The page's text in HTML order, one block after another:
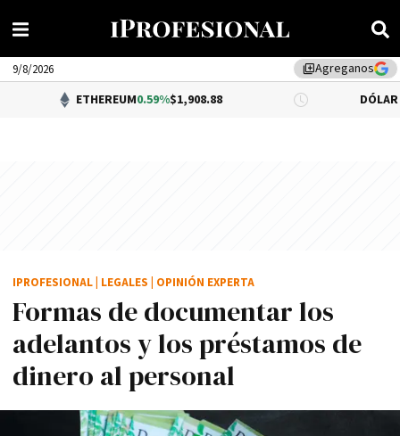
library_addAgreganos
9/8/2026
ETHEREUM0.59%$1,908.88 DÓLAR BNA 0.34%
Formas de documentar los
adelantos y los préstamos de
dinero al personal
IPROFESIONAL LEGALES OPINIÓN EXPERTA